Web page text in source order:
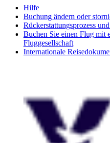
Hilfe
Buchung ändern oder
Rückerstattungsprozess
Buchen Sie einen Flug mit
Fluggesellschaft
Internationale